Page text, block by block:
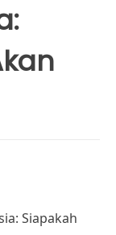
Siapakah